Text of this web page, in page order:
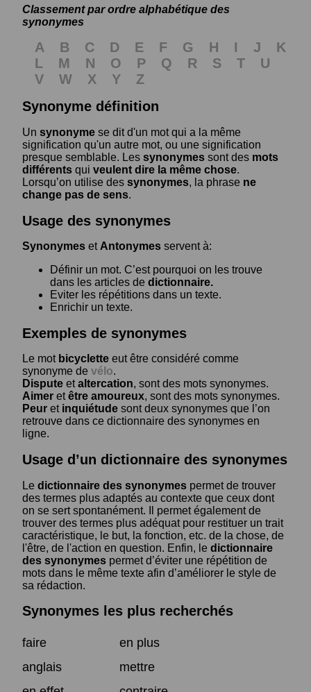
Classement par ordre alphabétique des
synonymes
A B C D E F G H I J
K
L
M N O P Q R S T
U
V
W X Y
Z
Synonyme définition
Un synonyme se dit d'un mot qui a la même
signification qu'un autre mot, ou une signification
presque semblable. Les synonymes sont des mots
différents qui veulent dire la même chose.
Lorsqu’on utilise des synonymes, la phrase ne
change pas de sens.
Usage des synonymes
Synonymes et Antonymes servent à:
Définir un mot. C’est pourquoi on les trouve
dans les articles de dictionnaire.
Eviter les répétitions dans un texte.
Enrichir un texte.
Exemples de synonymes
Le mot bicyclette eut être considéré comme
synonyme de vélo.
Dispute etaltercation, sont des mots synonymes.
Aimer etêtre amoureux, sont des mots synonymes.
Peur et inquiétude sont deux synonymes que l’on
retrouve dans ce dictionnaire des synonymes en
ligne.
Usage d’un dictionnaire des synonymes
Le dictionnaire des synonymes permet de trouver
des termes plus adaptés au contexte que ceux dont
on se sert spontanément. Il permet également de
trouver des termes plus adéquat pour restituer un trait
caractéristique, le but, la fonction, etc. de la chose, de
l'être, de l'action en question. Enfin, le dictionnaire
des synonymes permet d’éviter une répétition de
mots dans le même texte afin d’améliorer le style de
sa rédaction.
Synonymes les plus recherchés
faire
en plus
anglais
mettre